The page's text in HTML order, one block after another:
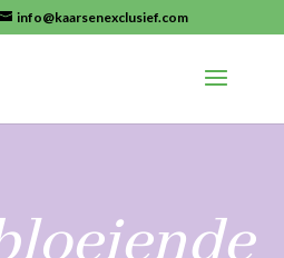
info@kaarsenexclusief.com